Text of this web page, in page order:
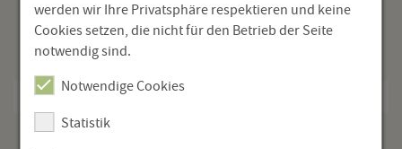
Ausstellungen
Tagungen
Home Viewing
werden wir Ihre Privatsphäre respektieren und keine
Cookies setzen, die nicht für den Betrieb der Seite
notwendig sind.
Notwendige Cookies
Statistik